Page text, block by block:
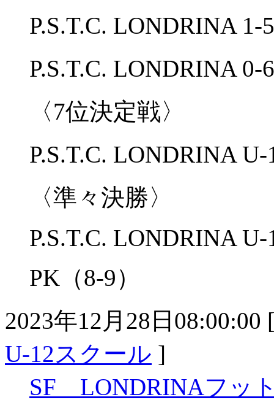
P.S.T.C. LONDRINA
P.S.T.C. LONDRINA
〈7位決定戦〉
P.S.T.C. LONDRINA
〈準々決勝〉
P.S.T.C. LONDRINA
PK（8-9）
2023年12月28日08:00:00
U-12スクール ]
SF LONDRINAフッ